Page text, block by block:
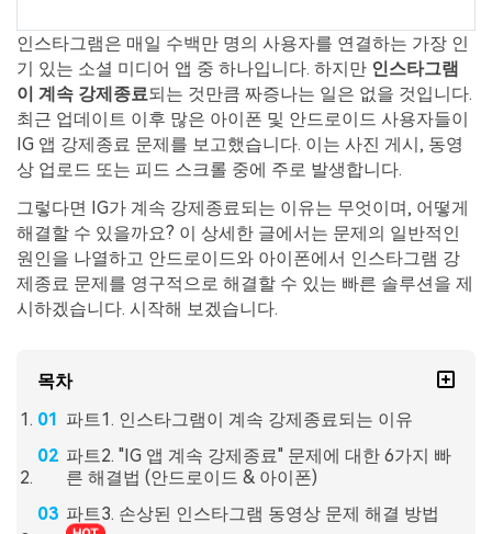
인스타그램은 매일 수백만 명의 사용자를 연결하는 가장 인
기 있는 소셜 미디어 앱 중 하나입니다. 하지만 인스타그램
이 계속 강제종료되는 것만큼 짜증나는 일은 없을 것입니다.
최근 업데이트 이후 많은 아이폰 및 안드로이드 사용자들이
IG 앱 강제종료 문제를 보고했습니다. 이는 사진 게시, 동영
상 업로드 또는 피드 스크롤 중에 주로 발생합니다.
그렇다면 IG가 계속 강제종료되는 이유는 무엇이며, 어떻게
해결할 수 있을까요? 이 상세한 글에서는 문제의 일반적인
원인을 나열하고 안드로이드와 아이폰에서 인스타그램 강
제종료 문제를 영구적으로 해결할 수 있는 빠른 솔루션을 제
시하겠습니다. 시작해 보겠습니다.
목차
파트1. 인스타그램이 계속 강제종료되는 이유
파트2. "IG 앱 계속 강제종료" 문제에 대한 6가지 빠
른 해결법 (안드로이드 & 아이폰)
파트3. 손상된 인스타그램 동영상 문제 해결 방법